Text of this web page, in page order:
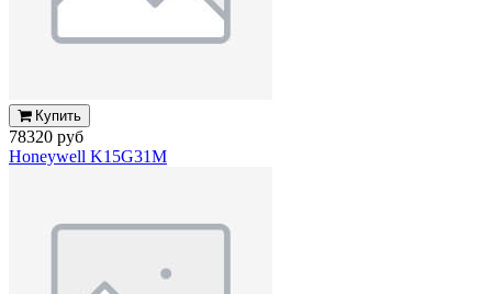
Купить
78320 руб
Honeywell K15G31M